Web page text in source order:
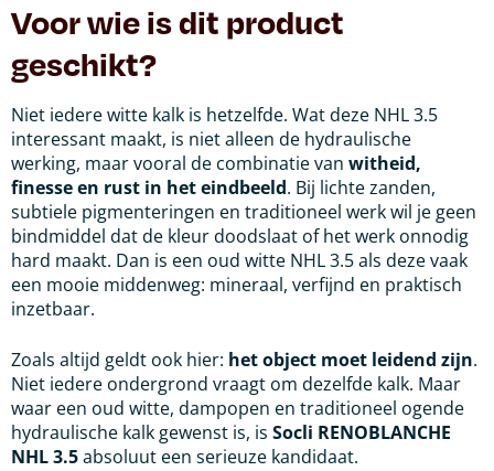
Voor wie is dit product
geschikt?
Niet iedere witte kalk is hetzelfde. Wat deze NHL 3.5
interessant maakt, is niet alleen de hydraulische
werking, maar vooral de combinatie van witheid,
finesse en rust in het eindbeeld. Bij lichte zanden,
subtiele pigmenteringen en traditioneel werk wil je geen
bindmiddel dat de kleur doodslaat of het werk onnodig
hard maakt. Dan is een oud witte NHL 3.5 als deze vaak
een mooie middenweg: mineraal, verfijnd en praktisch
inzetbaar.
Zoals altijd geldt ook hier: het object moet leidend zijn.
Niet iedere ondergrond vraagt om dezelfde kalk. Maar
waar een oud witte, dampopen en traditioneel ogende
hydraulische kalk gewenst is, is Socli RENOBLANCHE
NHL 3.5absoluut een serieuze kandidaat.